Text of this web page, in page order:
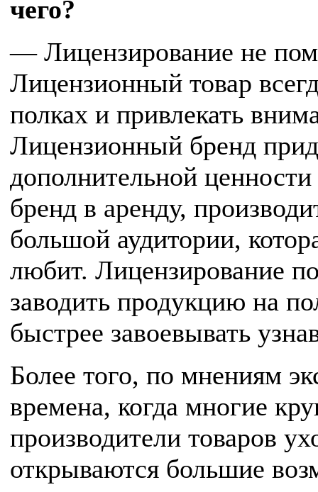
чего?
— Лицензирование не
Лицензионный товар
полках и привлекать
Лицензионный бренд
дополнительной ценности
бренд в аренду,
большой аудитории,
любит. Лицензирование
заводить продукцию на
быстрее завоевывать
Более того, по мнениям
времена, когда многие
производители товаров
открываются большие